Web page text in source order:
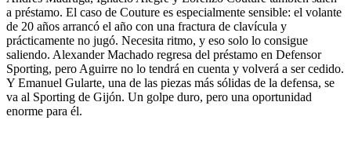
a préstamo. El caso de Couture es especialmente sensible: el volante
de 20 años arrancó el año con una fractura de clavícula y
prácticamente no jugó. Necesita ritmo, y eso solo lo consigue
saliendo. Alexander Machado regresa del préstamo en Defensor
Sporting, pero Aguirre no lo tendrá en cuenta y volverá a ser cedido.
Y Emanuel Gularte, una de las piezas más sólidas de la defensa, se
va al Sporting de Gijón. Un golpe duro, pero una oportunidad
enorme para él.